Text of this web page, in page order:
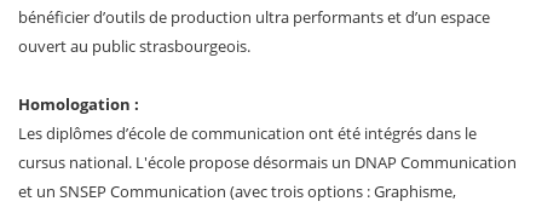
bénéficier d’outils de production ultra performants et d’un espace
ouvert au public strasbourgeois.
Homologation :
Les diplômes d’école de communication ont été intégrés dans le
cursus national. L'école propose désormais un DNAP Communication
et un SNSEP Communication (avec trois options : Graphisme,